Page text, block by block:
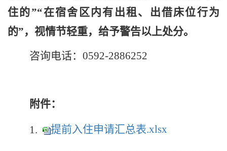
住的”“在宿舍区内有出租、出借床位行为
的”，视情节轻重，给予警告以上处分。
咨询电话： 0592-2886252
附件：
1. 提前入住申请汇总表.xlsx